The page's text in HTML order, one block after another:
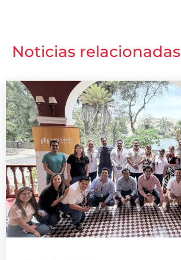
Noticias relacionadas